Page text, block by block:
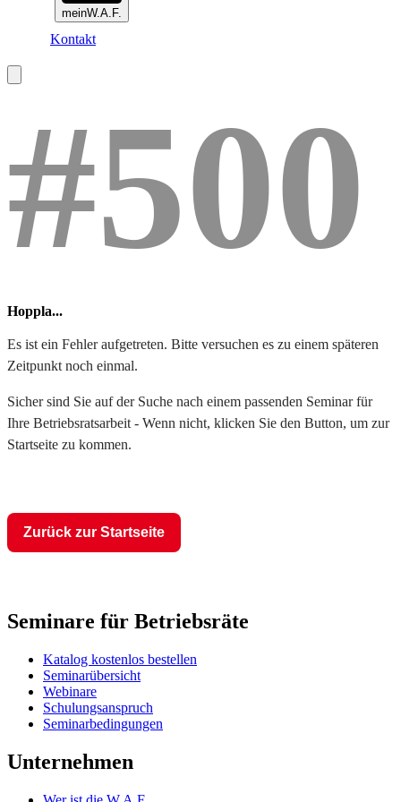
meinW.A.F.
Kontakt
#500
Hoppla...
Es ist ein Fehler aufgetreten. Bitte versuchen es zu einem späteren
Zeitpunkt noch einmal.
Sicher sind Sie auf der Suche nach einem passenden Seminar für
Ihre Betriebsratsarbeit - Wenn nicht, klicken Sie den Button, um zur
Startseite zu kommen.
Zurück zur Startseite
Seminare für Betriebsräte
Katalog kostenlos bestellen
Seminarübersicht
Webinare
Schulungsanspruch
Seminarbedingungen
Unternehmen